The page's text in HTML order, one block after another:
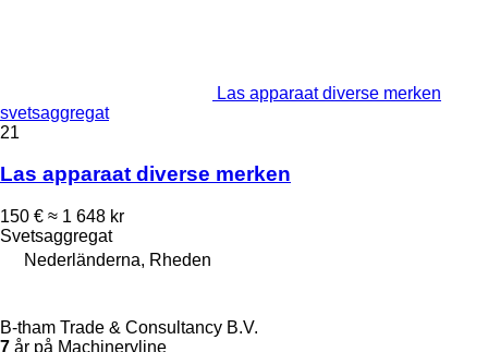
Las apparaat diverse merken
svetsaggregat
21
Las apparaat diverse merken
150 € ≈ 1 648 kr
Svetsaggregat
Nederländerna, Rheden
B-tham Trade & Consultancy B.V.
7 år på Machineryline